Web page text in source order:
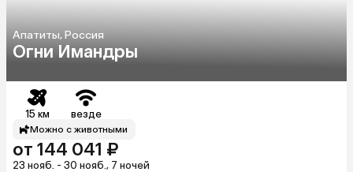
Апатиты, Россия
Огни Имандры
15 км везде
Можно с животными
от 144 041 ₽
23 нояб. - 30 нояб., 7 ночей